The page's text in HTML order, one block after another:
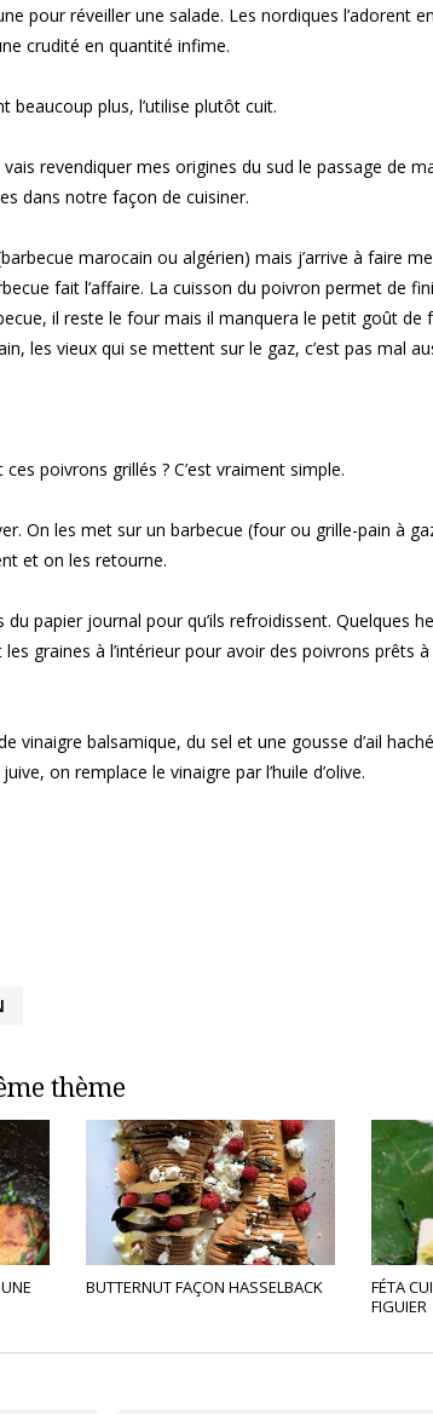
pour réveiller une salade. Les nordiques l’adorent
crudité en quantité infime.
beaucoup plus, l’utilise plutôt cuit.
revendiquer mes origines du sud le passage de
dans notre façon de cuisiner.
marocain ou algérien) mais j’arrive à faire
fait l’affaire. La cuisson du poivron permet de
il reste le four mais il manquera le petit goût de
les vieux qui se mettent sur le gaz, c’est pas mal
poivrons grillés ? C’est vraiment simple.
On les met sur un barbecue (four ou grille-pain à
et on les retourne.
du papier journal pour qu’ils refroidissent. Quelques
les graines à l’intérieur pour avoir des poivrons prêts
vinaigre balsamique, du sel et une gousse d’ail
on remplace le vinaigre par l’huile d’olive.
thème
BUTTERNUT FAÇON HASSELBACK
FÉTA
FIGUIER